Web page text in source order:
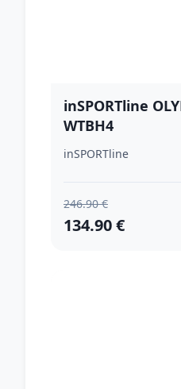
inSPORTline
WTBH4
inSPORTline
246.90 €
134.90 €